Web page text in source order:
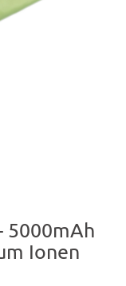
5000mAh
Ionen